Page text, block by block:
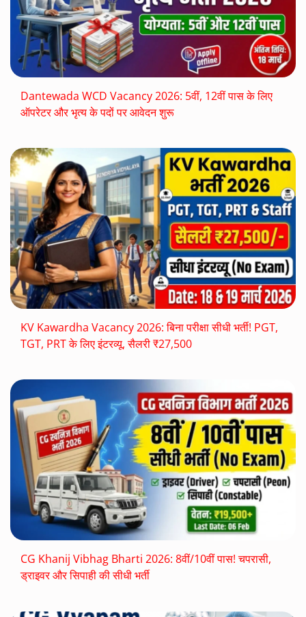
Dantewada WCD Vacancy 2026: 5वीं, 12वीं पास के लिए
ऑपरेटर और भृत्य के पदों पर आवेदन शुरू
KV Kawardha Vacancy 2026: बिना परीक्षा सीधी भर्ती! PGT,
TGT, PRT के लिए इंटरव्यू, सैलरी ₹27,500
CG Khanij Vibhag Bharti 2026: 8वीं/10वीं पास! चपरासी,
ड्राइवर और सिपाही की सीधी भर्ती